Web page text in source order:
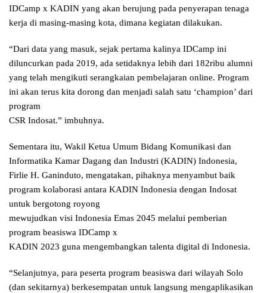
IDCamp x KADIN yang akan berujung pada penyerapan tenaga
kerja di masing-masing kota, dimana kegiatan dilakukan.
“Dari data yang masuk, sejak pertama kalinya IDCamp ini
diluncurkan pada 2019, ada setidaknya lebih dari 182ribu alumni
yang telah mengikuti serangkaian pembelajaran online. Program
ini akan terus kita dorong dan menjadi salah satu ‘champion’ dari
program
CSR Indosat.” imbuhnya.
Sementara itu, Wakil Ketua Umum Bidang Komunikasi dan
Informatika Kamar Dagang dan Industri (KADIN) Indonesia,
Firlie H. Ganinduto, mengatakan, pihaknya menyambut baik
program kolaborasi antara KADIN Indonesia dengan Indosat
untuk bergotong royong
mewujudkan visi Indonesia Emas 2045 melalui pemberian
program beasiswa IDCamp x
KADIN 2023 guna mengembangkan talenta digital di Indonesia.
“Selanjutnya, para peserta program beasiswa dari wilayah Solo
(dan sekitarnya) berkesempatan untuk langsung mengaplikasikan